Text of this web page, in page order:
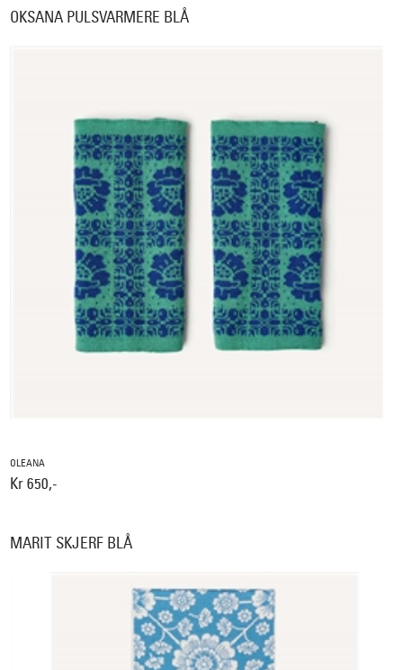
OKSANA PULSVARMERE BLÅ
OLEANA
Kr 650,-
MARIT SKJERF BLÅ